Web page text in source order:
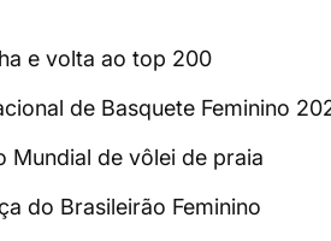
e volta ao top 200
de Basquete Feminino
Mundial de vôlei de praia
do Brasileirão Feminino